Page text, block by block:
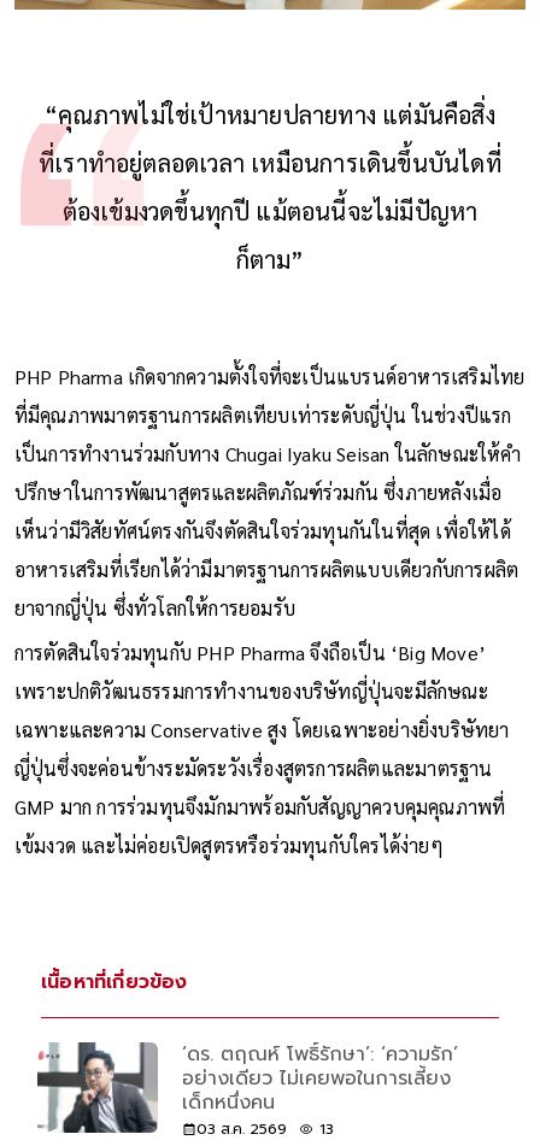
“คุณภาพไม่ใช่เป้าหมายปลายทาง แต่มันคือสิ่ง
ที่เราทำอยู่ตลอดเวลา เหมือนการเดินขึ้นบันไดที่
ต้องเข้มงวดขึ้นทุกปี แม้ตอนนี้จะไม่มีปัญหา
ก็ตาม”
PHP Pharma เกิดจากความตั้งใจที่จะเป็นแบรนด์อาหารเสริมไทย
ที่มีคุณภาพมาตรฐานการผลิตเทียบเท่าระดับญี่ปุ่น ในช่วงปีแรก
เป็นการทำงานร่วมกับทาง Chugai Iyaku Seisan ในลักษณะให้คำ
ปรึกษาในการพัฒนาสูตรและผลิตภัณฑ์ร่วมกัน ซึ่งภายหลังเมื่อ
เห็นว่ามีวิสัยทัศน์ตรงกันจึงตัดสินใจร่วมทุนกันในที่สุด เพื่อให้ได้
อาหารเสริมที่เรียกได้ว่ามีมาตรฐานการผลิตแบบเดียวกับการผลิต
ยาจากญี่ปุ่น ซึ่งทั่วโลกให้การยอมรับ
การตัดสินใจร่วมทุนกับ PHP Pharma จึงถือเป็น ‘Big Move’
เพราะปกติวัฒนธรรมการทำงานของบริษัทญี่ปุ่นจะมีลักษณะ
เฉพาะและความ Conservative สูง โดยเฉพาะอย่างยิ่งบริษัทยา
ญี่ปุ่นซึ่งจะค่อนข้างระมัดระวังเรื่องสูตรการผลิตและมาตรฐาน
GMP มาก การร่วมทุนจึงมักมาพร้อมกับสัญญาควบคุมคุณภาพที่
เข้มงวด และไม่ค่อยเปิดสูตรหรือร่วมทุนกับใครได้ง่ายๆ
เนื้อหาที่เกี่ยวข้อง
‘ดร. ตฤณห์ โพธิ์รักษา’: ‘ความรัก’
อย่างเดียว ไม่เคยพอในการเลี้ยง
เด็กหนึ่งคน
03 ส.ค. 2569 13